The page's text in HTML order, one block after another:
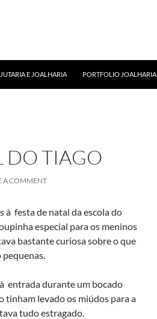
E JOALHARIA PORTFOLIO JOALHARIA
DO TIAGO
A COMMENT
à festa de natal da escola do
especial para os meninos
bastante curiosa sobre o que
pequenas.
entrada durante um bocado
tinham levado os miúdos para a
tudo estragado.